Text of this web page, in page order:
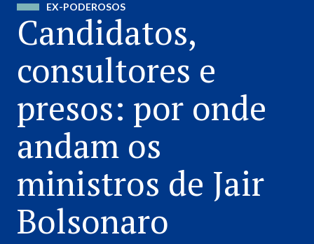
EX-PODEROSOS
Candidatos,
consultores e
presos: por onde
andam os
ministros de Jair
Bolsonaro